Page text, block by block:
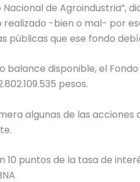
de Agroindustria”,
-bien o mal- por
públicas que ese fondo
balance disponible, el
pesos.
algunas de las
10 puntos de la tasa de